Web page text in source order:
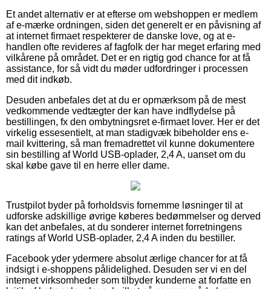
Et andet alternativ er at efterse om webshoppen er medlem
af e-mærke ordningen, siden det generelt er en påvisning af
at internet firmaet respekterer de danske love, og at e-
handlen ofte revideres af fagfolk der har meget erfaring med
vilkårene på området. Det er en rigtig god chance for at få
assistance, for så vidt du møder udfordringer i processen
med dit indkøb.
Desuden anbefales det at du er opmærksom på de mest
vedkommende vedtægter der kan have indflydelse på
bestillingen, fx den ombytningsret e-firmaet lover. Her er det
virkelig essesentielt, at man stadigvæk bibeholder ens e-
mail kvittering, så man fremadrettet vil kunne dokumentere
sin bestilling af World USB-oplader, 2,4 A, uanset om du
skal købe gave til en herre eller dame.
Trustpilot byder på forholdsvis fornemme løsninger til at
udforske adskillige øvrige køberes bedømmelser og derved
kan det anbefales, at du sonderer internet forretningens
ratings af World USB-oplader, 2,4 A inden du bestiller.
Facebook yder ydermere absolut ærlige chancer for at få
indsigt i e-shoppens pålidelighed. Desuden ser vi en del
internet virksomheder som tilbyder kunderne at forfatte en